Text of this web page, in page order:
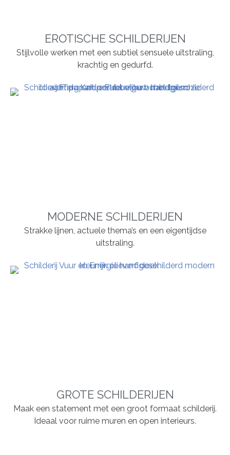
EROTISCHE SCHILDERIJEN
Stijlvolle werken met een subtiel sensuele uitstraling,
krachtig en gedurfd.
MODERNE SCHILDERIJEN
Strakke lijnen, actuele thema’s en een eigentijdse
uitstraling.
GROTE SCHILDERIJEN
Maak een statement met een groot formaat schilderij.
Ideaal voor ruime muren en open interieurs.